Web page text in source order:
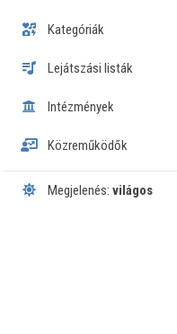
Kategóriák
Lejátszási listák
Intézmények
Közreműködők
Megjelenés: világos